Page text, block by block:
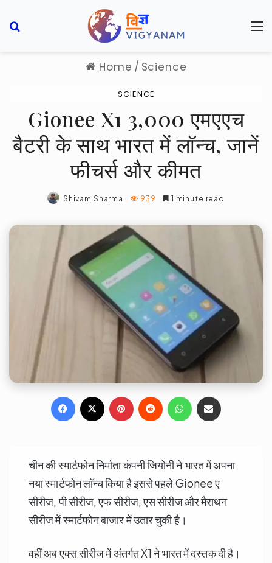
Home / Science
SCIENCE
Gionee X1 3,000 एमएएच
बैटरी के साथ भारत में लॉन्च, जानें
फीचर्स और कीमत
Shivam Sharma 939 1 minute read
Facebook Pinterest
Reddit WhatsApp
चीन की स्मार्टफोन निर्माता कंपनी जियोनी ने भारत में अपना
नया स्मार्टफोन ल‍ाॅन्च किया है इससे पहले Gionee ए
सीरीज, पी सीरीज, एफ सीरीज, एस सीरीज और मैराथन
सीरीज में स्मार्टफोन बाजार में उतार चुकी है।
वहीं अब एक्स सीरीज में अंतर्गत X1 ने भारत में दस्तक दी है।